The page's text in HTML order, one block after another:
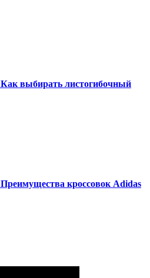
Как выбирать листогибочный
Преимущества кроссовок Adidas